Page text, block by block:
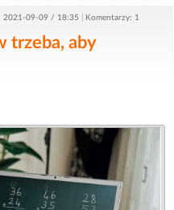
2021-09-09 / 18:35 Komentarzy: 1
trzeba, aby